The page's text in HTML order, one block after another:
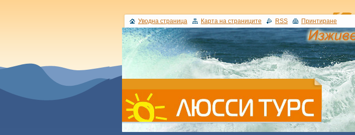
Уводна страница Карта на страниците RSS Принтиране